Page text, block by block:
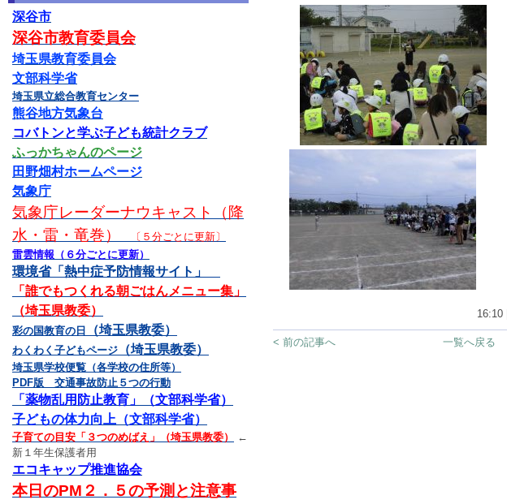
深谷市
深谷市教育委員会
埼玉県教育委員会
文部科学省
埼玉県立総合教育センター
熊谷地方気象台
コバトンと学ぶ子ども統計クラブ
ふっかちゃんのページ
田野畑村ホームページ
気象庁
気象庁レーダーナウキャスト（降
水・雷・竜巻）
〔５分ごとに更新〕
雷雲情報（６分ごとに更新）
環境省「熱中症予防情報サイト」
「誰でもつくれる朝ごはんメニュー集」
（埼玉県教委）
彩の国教育の日 （埼玉県教委）
わくわく子どもページ （埼玉県教委）
埼玉県学校便覧（各学校の住所等）
PDF版 交通事故防止５つの行動
「薬物乱用防止教育」（文部科学省）
子どもの体力向上（文部科学省）
子育ての目安「３つのめばえ」（埼玉県教委）
←
新１年生保護者用
エコキャップ推進協会
本日のPM２．５の予測と注意事
16:10 |
< 前の記事へ 一覧へ戻る